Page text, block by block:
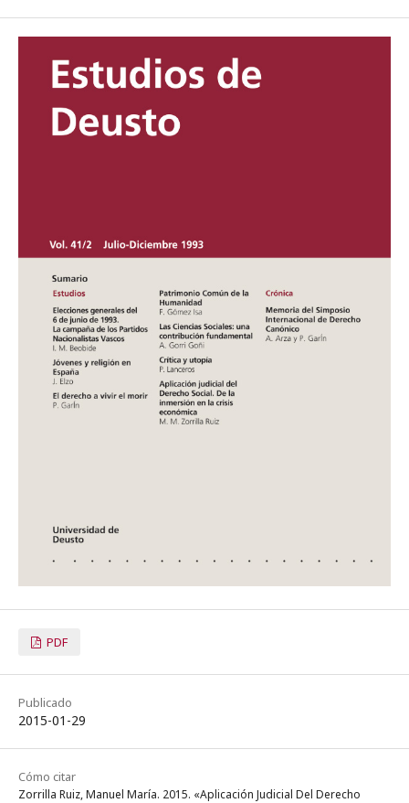
PDF
Publicado
2015-01-29
Cómo citar
Zorrilla Ruiz, Manuel María. 2015. «Aplicación Judicial Del Derecho